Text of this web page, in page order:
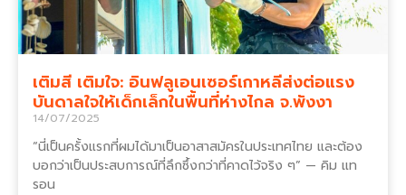
เติมสี เติมใจ: อินฟลูเอนเซอร์เกาหลีส่งต่อแรง
บันดาลใจให้เด็กเล็กในพื้นที่ห่างไกล จ.พังงา
14/07/2025
“นี่เป็นครั้งแรกที่ผมได้มาเป็นอาสาสมัครในประเทศไทย และต้อง
บอกว่าเป็นประสบการณ์ที่ลึกซึ้งกว่าที่คาดไว้จริง ๆ” — คิม แท
รอน